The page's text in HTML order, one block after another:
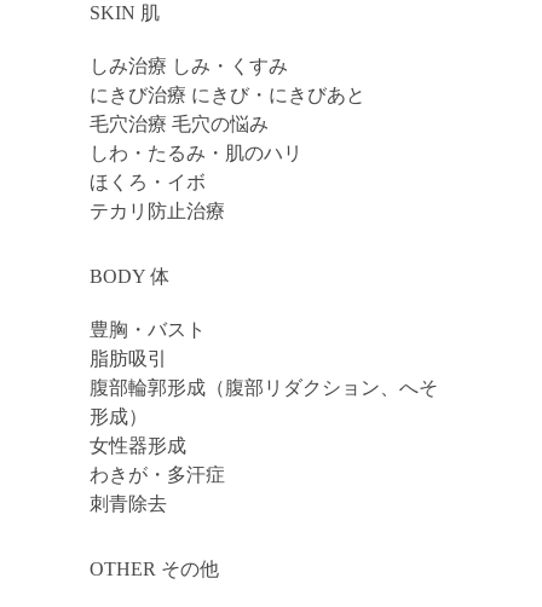
SKIN 肌
しみ治療 しみ・くすみ
にきび治療 にきび・にきびあと
毛穴治療 毛穴の悩み
しわ・たるみ・肌のハリ
ほくろ・イボ
テカリ防止治療
BODY 体
豊胸・バスト
脂肪吸引
腹部輪郭形成（腹部リダクション、へそ
形成）
女性器形成
わきが・多汗症
刺青除去
OTHER その他